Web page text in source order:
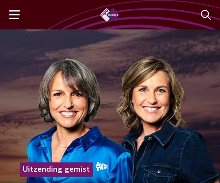
Uitzending gemist